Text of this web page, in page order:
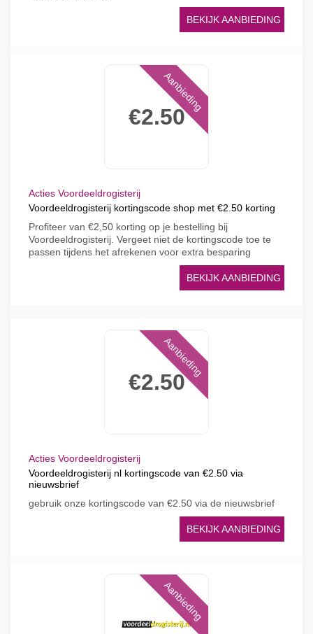
BEKIJK AANBIEDING
€2.50
Aanbieding
Acties Voordeeldrogisterij
Voordeeldrogisterij kortingscode shop met €2.50 korting
Profiteer van €2,50 korting op je bestelling bij
Voordeeldrogisterij. Vergeet niet de kortingscode toe te
passen tijdens het afrekenen voor extra besparing
BEKIJK AANBIEDING
€2.50
Aanbieding
Acties Voordeeldrogisterij
Voordeeldrogisterij nl kortingscode van €2.50 via
nieuwsbrief
gebruik onze kortingscode van €2.50 via de nieuwsbrief
BEKIJK AANBIEDING
Aanbieding